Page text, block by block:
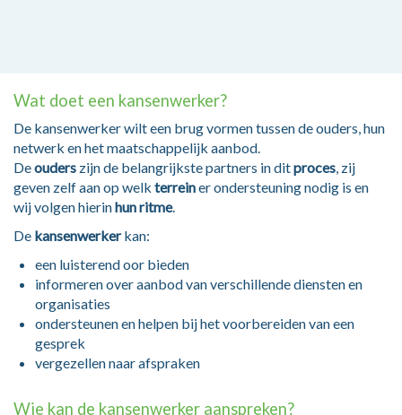
Wat doet een kansenwerker?
De kansenwerker wilt een brug vormen tussen de ouders, hun
netwerk en het maatschappelijk aanbod.
Deouders zijn de belangrijkste partners in ditproces, zij
geven zelf aan op welk terreiner ondersteuning nodig is en
wij volgen hierinhun ritme.
De kansenwerkerkan:
een luisterend oor bieden
informeren over aanbod van verschillende diensten en
organisaties
ondersteunen en helpen bij het voorbereiden van een
gesprek
vergezellen naar afspraken
Wie kan de kansenwerker aanspreken?